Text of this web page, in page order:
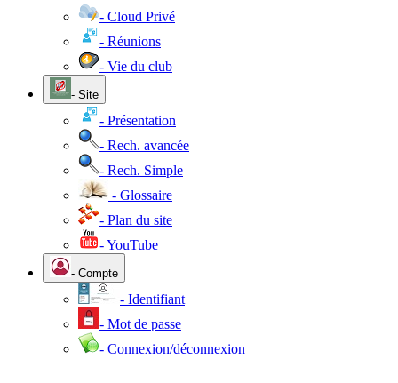
- Cloud Privé
- Réunions
- Vie du club
- Site
- Présentation
- Rech. avancée
- Rech. Simple
- Glossaire
- Plan du site
- YouTube
- Compte
- Identifiant
- Mot de passe
- Connexion/déconnexion